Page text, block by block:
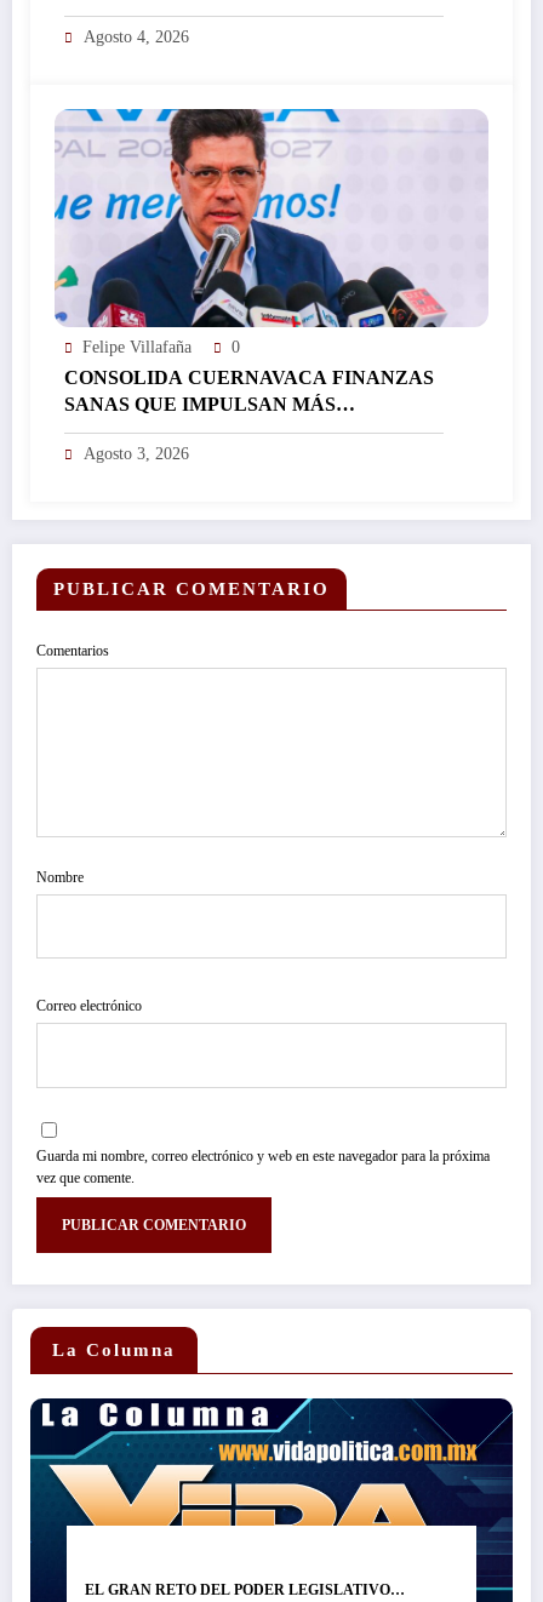
EL ICTSGEM MÁS DE 400 CRÉDITOS EN
UN DÍA…
Agosto 4, 2026
Felipe Villafaña 0
CONSOLIDA CUERNAVACA FINANZAS
SANAS QUE IMPULSAN MÁS
INVERSIÓN Y FORTALECEN EL
DESARROLLO DE LA CIUDAD…
Agosto 3, 2026
PUBLICAR COMENTARIO
Comentarios
Nombre
Correo electrónico
Guarda mi nombre, correo electrónico y web en este navegador para la próxima
vez que comente.
La Columna
EL GRAN RETO DEL PODER LEGISLATIVO…